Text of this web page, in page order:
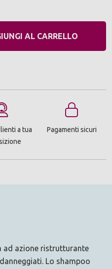
AL CARRELLO
a tua
Pagamenti sicuri
ad azione ristrutturante
Lo shampoo